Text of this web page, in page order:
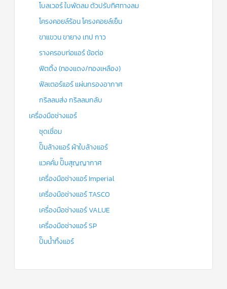
โบลเวอร์ ใบพัดลม ตัวปรับทิศทางลม
โครงคอยล์ร้อน โครงคอยล์เย็น
ขาแขวน ขายาง เทป กาว
รางครอบท่อแอร์ ข้อต่อ
ฟิตติ้ง (ทองแดง/ทองเหลือง)
ฟิลเตอร์แอร์ แผ่นกรองอากาศ
กริลลมส่ง กริลลมกลับ
เครื่องมือช่างแอร์
ชุดเชื่อม
ปั๊มล้างแอร์ ผ้าใบล้างแอร์
แวคคั่ม ปั๊มสุญญากาศ
เครื่องมือช่างแอร์ Imperial
เครื่องมือช่างแอร์ TASCO
เครื่องมือช่างแอร์ VALUE
เครื่องมือช่างแอร์ SP
ปั๊มน้ำทิ้งแอร์